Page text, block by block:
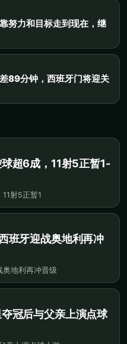
努力和目标走到现在，继
89分钟，西班牙门将迎关
超6成，11射5正暂1-
射5正暂1
班牙迎战奥地利再冲
奥地利再冲晋级
冠后与父亲上演点球